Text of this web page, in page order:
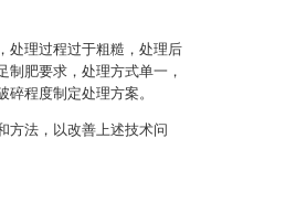
处理过程过于粗糙，处理后
制肥要求，处理方式单一，
程度制定处理方案。
方法，以改善上述技术问